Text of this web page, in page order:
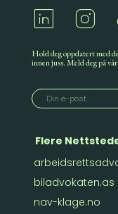
Hold deg oppdatert med
innen juss. Meld deg på
Flere
biladvokaten.as
nav-klage.no